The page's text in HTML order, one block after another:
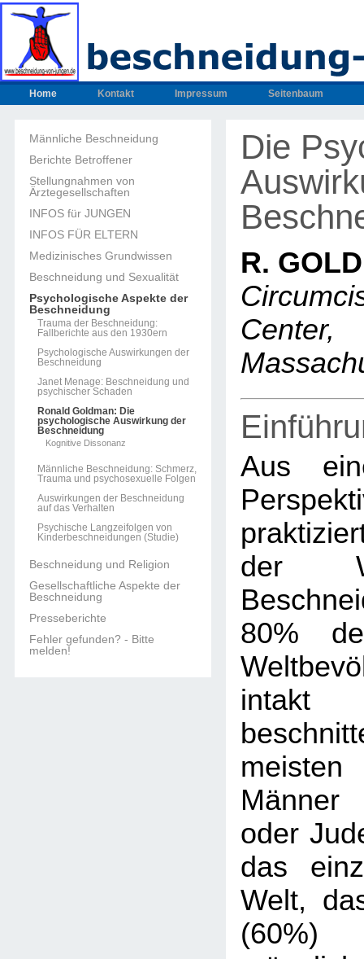
Home Kontakt Impressum Seitenbaum
Männliche Beschneidung
Berichte Betroffener
Stellungnahmen von
Ärztegesellschaften
INFOS für JUNGEN
INFOS FÜR ELTERN
Medizinisches Grundwissen
Beschneidung und Sexualität
Psychologische Aspekte der
Beschneidung
Trauma der Beschneidung:
Fallberichte aus den 1930ern
Psychologische Auswirkungen der
Beschneidung
Janet Menage: Beschneidung und
psychischer Schaden
Ronald Goldman: Die
psychologische Auswirkung der
Beschneidung
Kognitive Dissonanz
Männliche Beschneidung: Schmerz,
Trauma und psychosexuelle Folgen
Auswirkungen der Beschneidung
auf das Verhalten
Psychische Langzeifolgen von
Kinderbeschneidungen (Studie)
Beschneidung und Religion
Gesellschaftliche Aspekte der
Beschneidung
Presseberichte
Fehler gefunden? - Bitte
melden!
Die
R.
Aus
der
80%
meisten
Männer
oder
das
Welt,